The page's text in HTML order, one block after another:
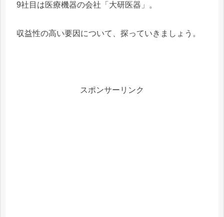
9社目は医療機器の会社「大研医器」。
収益性の高い要因について、探っていきましょう。
スポンサーリンク